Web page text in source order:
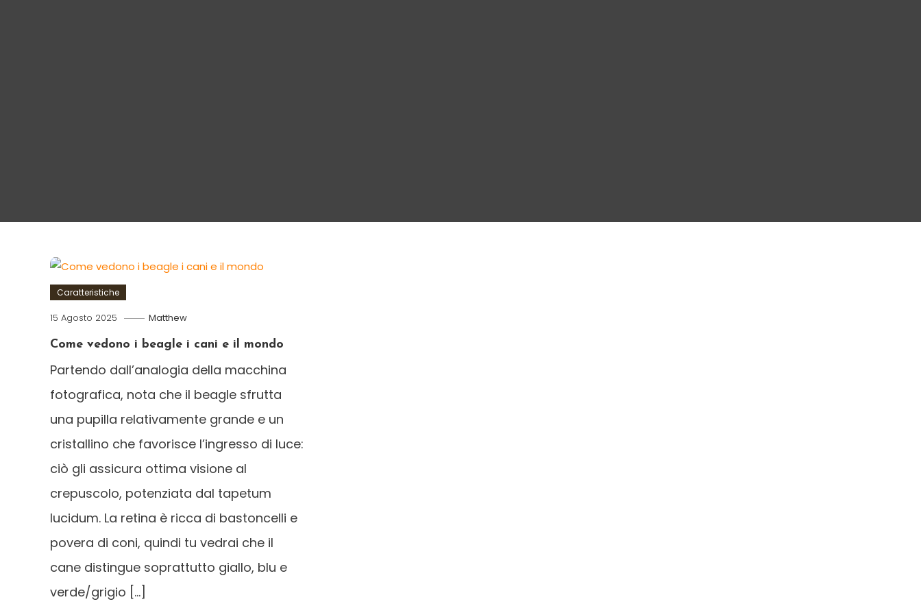
Caratteristiche
15 Agosto 2025 Matthew
Come vedono i beagle i cani e il mondo
Partendo dall’analogia della macchina
fotografica, nota che il beagle sfrutta
una pupilla relativamente grande e un
cristallino che favorisce l’ingresso di luce:
ciò gli assicura ottima visione al
crepuscolo, potenziata dal tapetum
lucidum. La retina è ricca di bastoncelli e
povera di coni, quindi tu vedrai che il
cane distingue soprattutto giallo, blu e
verde/grigio […]